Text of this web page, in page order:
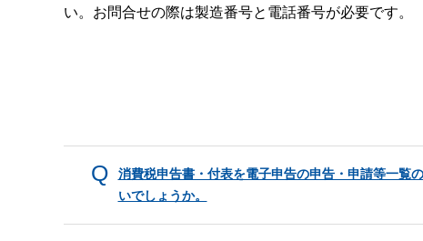
い。お問合せの際は製造番号と電話番号が必要です。
消費税申告書・付表を電子申告の申告・申請等一覧
いでしょうか。